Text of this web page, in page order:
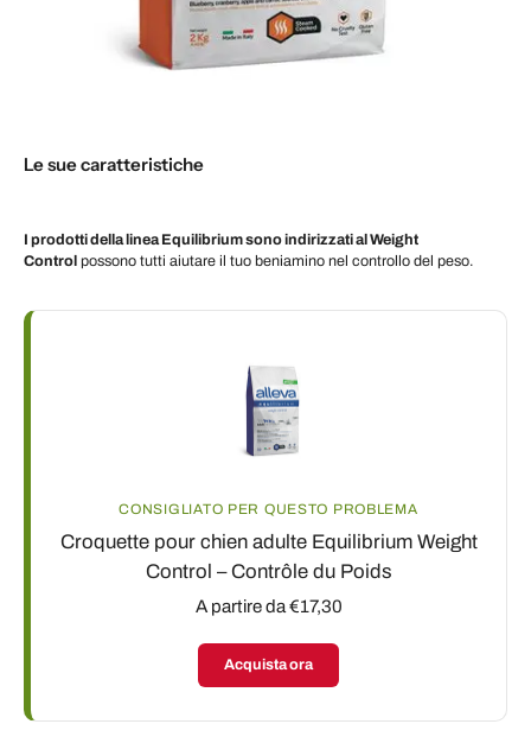
Le sue caratteristiche
I prodotti della linea Equilibrium sono indirizzati al Weight
Control possono tutti aiutare il tuo beniamino nel controllo del peso.
CONSIGLIATO PER QUESTO PROBLEMA
Croquette pour chien adulte Equilibrium Weight
Control – Contrôle du Poids
A partire da €17,30
Acquista ora